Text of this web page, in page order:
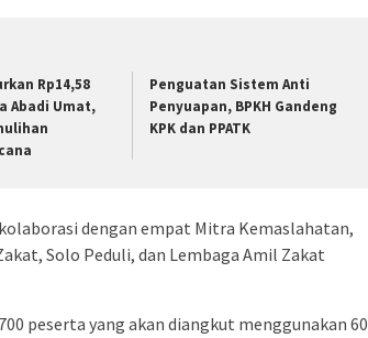
Rp14,58
Abadi Umat,
Penguatan Sistem Anti
Penyuapan, BPKH Gandeng
KPK dan PPATK
dengan empat Mitra Kemaslahatan,
Solo Peduli, dan Lembaga Amil Zakat
peserta yang akan diangkut menggunakan 60